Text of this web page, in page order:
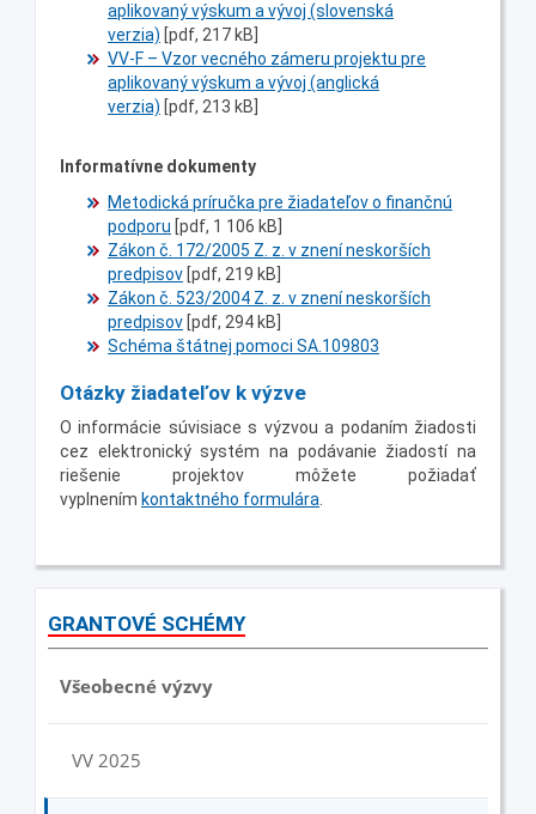
aplikovaný výskum a vývoj (slovenská
verzia) [pdf, 217 kB]
VV-F – Vzor vecného zámeru projektu pre
aplikovaný výskum a vývoj (anglická
verzia) [pdf, 213 kB]
Informatívne dokumenty
Metodická príručka pre žiadateľov o finančnú
podporu [pdf, 1 106 kB]
Zákon č. 172/2005 Z. z. v znení neskorších
predpisov [pdf, 219 kB]
Zákon č. 523/2004 Z. z. v znení neskorších
predpisov [pdf, 294 kB]
Schéma štátnej pomoci SA.109803
Otázky žiadateľov k výzve
O informácie súvisiace s výzvou a podaním žiadosti
cez elektronický systém na podávanie žiadostí na
riešenie projektov môžete požiadať
vyplnením kontaktného formulára
GRANTOVÉ SCHÉMY
Všeobecné výzvy
VV 2025